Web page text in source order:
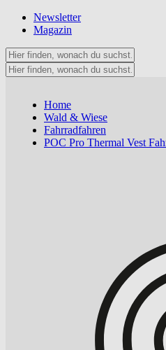
Newsletter
Magazin
Home
Wald & Wiese
Fahrradfahren
POC Pro Thermal Vest